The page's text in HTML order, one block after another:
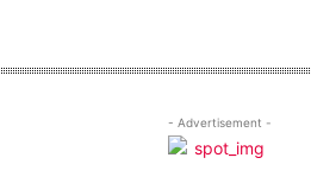
- Advertisement -